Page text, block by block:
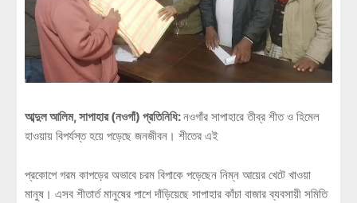
আব্দুল আলিম, সাপাহার (নওগাঁ) প্রতিনিধি:নওগাঁর সাপাহারে তীব্র শীত ও হিমেল
হাওয়ায় বিপর্যস্ত হয়ে পড়েছে জনজীবন। শীতের এই
প্রকোপে গরম কাপড়ের অভাবে চরম বিপাকে পড়েছেন নিম্ন আয়ের খেটে খাওয়া
মানুষ। এসব শীতার্ত মানুষের পাশে দাঁড়িয়েছে সাপাহার কাঁচা বাজার ব্যবসায়ী সমিতি